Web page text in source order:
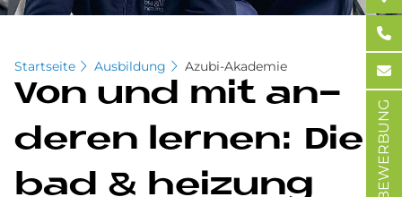
Startseite Ausbildung Azubi-Akademie
Von und mit an­
de­ren ler­nen: Die
bad & hei­zung
BEWERBUNG